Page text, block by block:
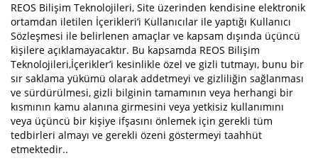
REOS Bilişim Teknolojileri, Site üzerinden kendisine elektronik
ortamdan iletilen İçerikleri’i Kullanıcılar ile yaptığı Kullanıcı
Sözleşmesi ile belirlenen amaçlar ve kapsam dışında üçüncü
kişilere açıklamayacaktır. Bu kapsamda REOS Bilişim
Teknolojileri,İçerikler’i kesinlikle özel ve gizli tutmayı, bunu bir
sır saklama yükümü olarak addetmeyi ve gizliliğin sağlanması
ve sürdürülmesi, gizli bilginin tamamının veya herhangi bir
kısmının kamu alanına girmesini veya yetkisiz kullanımını
veya üçüncü bir kişiye ifşasını önlemek için gerekli tüm
tedbirleri almayı ve gerekli özeni göstermeyi taahhüt
etmektedir..